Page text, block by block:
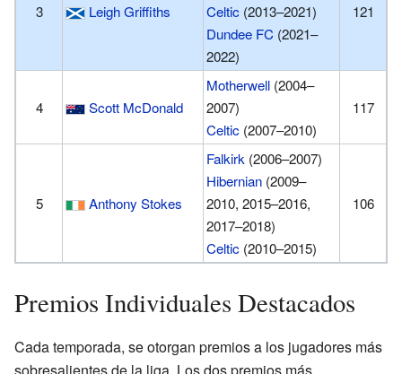
3 Leigh Griffiths
Celtic (2013–2021)
Dundee FC (2021–
2022)
121
4 Scott McDonald
Motherwell (2004–
2007)
Celtic (2007–2010)
117
5 Anthony Stokes
Falkirk (2006–2007)
Hibernian (2009–
2010, 2015–2016,
2017–2018)
Celtic (2010–2015)
106
Premios Individuales Destacados
Cada temporada, se otorgan premios a los jugadores más